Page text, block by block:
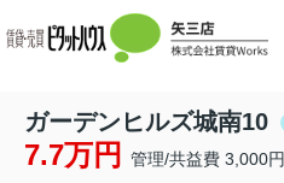
ガーデンヒルズ城南10
7.7万円 管理/共益費 3,000円